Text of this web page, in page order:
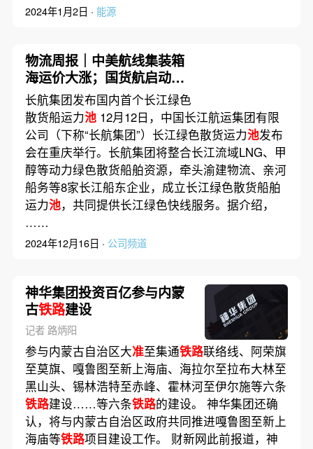
2024年1月2日 · 能源
物流周报｜中美航线集装箱
海运价大涨；国货航启动
IPO询价募资35亿元；恒力
重工接获170亿元集装箱船
订单
长航集团发布国内首个长江绿色
散货船运力池12月12日，中国长江航运集团有限
公司（下称“长航集团”）长江绿色散货运力池发布
会在重庆举行。长航集团将整合长江流域LNG、甲
醇等动力绿色散货船舶资源，牵头渝建物流、亲河
船务等8家长江船东企业，成立长江绿色散货船舶
运力池，共同提供长江绿色快线服务。据介绍，
……
2024年12月16日 · 公司频道
神华集团投资百亿参与内蒙
古铁路建设
记者 路炳阳
参与内蒙古自治区大准至集通铁路联络线、阿荣旗
至莫旗、嘎鲁图至新上海庙、海拉尔至拉布大林至
黑山头、锡林浩特至赤峰、霍林河至伊尔施等六条
铁路建设……等六条铁路的建设。 神华集团还确
认，将与内蒙古自治区政府共同推进嘎鲁图至新上
海庙等铁路项目建设工作。 财新网此前报道，神